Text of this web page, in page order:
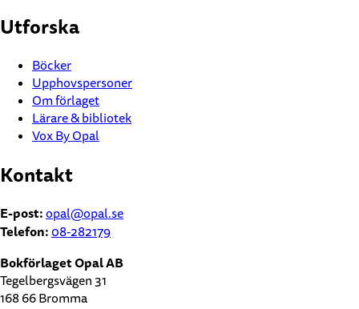
Utforska
Böcker
Upphovspersoner
Om förlaget
Lärare & bibliotek
Vox By Opal
Kontakt
E-post:opal@opal.se
Telefon:08-282179
Bokförlaget Opal AB
Tegelbergsvägen 31
168 66 Bromma